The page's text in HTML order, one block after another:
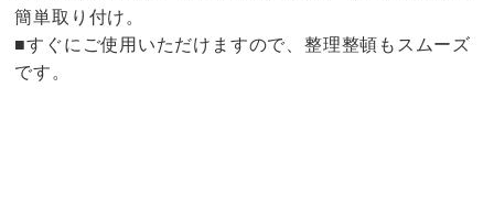
簡単取り付け。
■すぐにご使用いただけますので、整理整頓もスムーズ
です。